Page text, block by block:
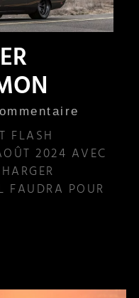
FLASH
2024 AVEC
FAUDRA POUR